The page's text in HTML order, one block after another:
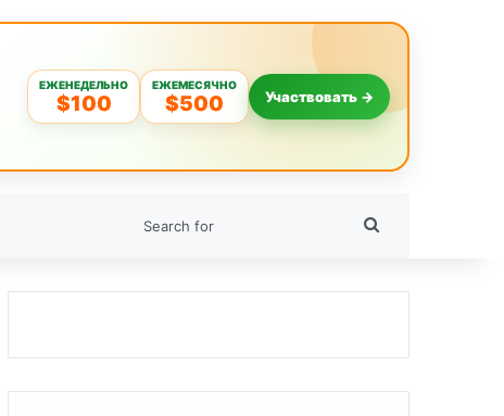
ЕЖЕНЕДЕЛЬНО
$100
ЕЖЕМЕСЯЧНО
$500 Участвовать →